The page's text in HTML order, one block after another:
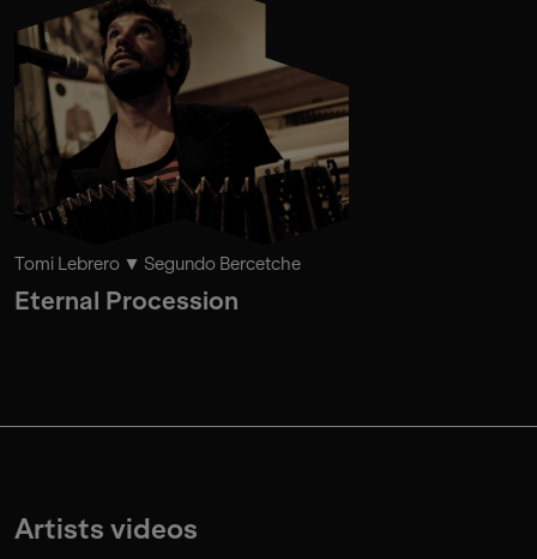
Tomi Lebrero Segundo Bercetche
Eternal Procession
Artists videos